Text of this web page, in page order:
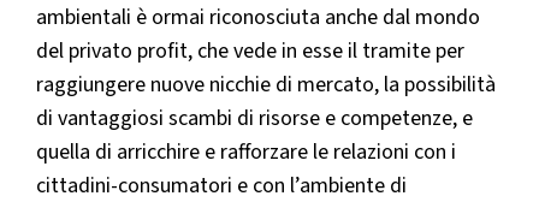
ambientali è ormai riconosciuta anche dal mondo
del privato profit, che vede in esse il tramite per
raggiungere nuove nicchie di mercato, la possibilità
di vantaggiosi scambi di risorse e competenze, e
quella di arricchire e rafforzare le relazioni con i
cittadini-consumatori e con l’ambiente di